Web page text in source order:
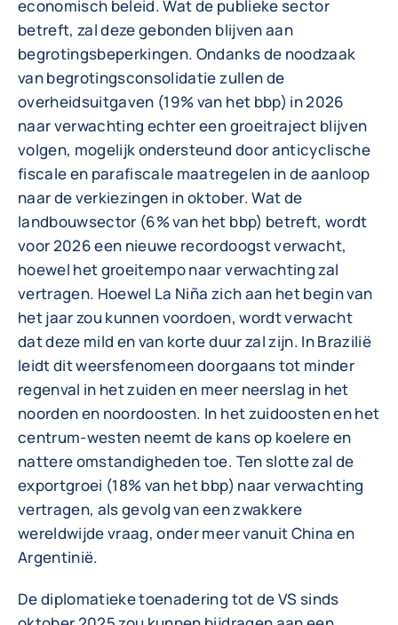
economisch beleid. Wat de publieke sector
betreft, zal deze gebonden blijven aan
begrotingsbeperkingen. Ondanks de noodzaak
van begrotingsconsolidatie zullen de
overheidsuitgaven (19% van het bbp) in 2026
naar verwachting echter een groeitraject blijven
volgen, mogelijk ondersteund door anticyclische
fiscale en parafiscale maatregelen in de aanloop
naar de verkiezingen in oktober. Wat de
landbouwsector (6% van het bbp) betreft, wordt
voor 2026 een nieuwe recordoogst verwacht,
hoewel het groeitempo naar verwachting zal
vertragen. Hoewel La Niña zich aan het begin van
het jaar zou kunnen voordoen, wordt verwacht
dat deze mild en van korte duur zal zijn. In Brazilië
leidt dit weersfenomeen doorgaans tot minder
regenval in het zuiden en meer neerslag in het
noorden en noordoosten. In het zuidoosten en het
centrum-westen neemt de kans op koelere en
nattere omstandigheden toe. Ten slotte zal de
exportgroei (18% van het bbp) naar verwachting
vertragen, als gevolg van een zwakkere
wereldwijde vraag, onder meer vanuit China en
Argentinië.
De diplomatieke toenadering tot de VS sinds